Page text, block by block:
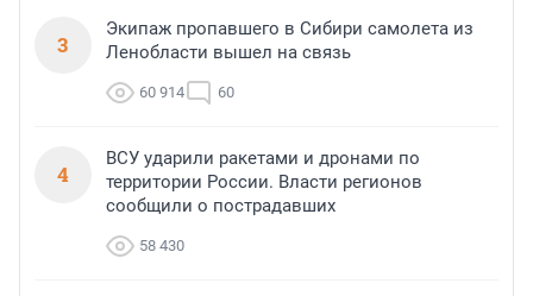
3
Экипаж пропавшего в Сибири самолета из
Ленобласти вышел на связь
60 914 60
4
ВСУ ударили ракетами и дронами по
территории России. Власти регионов
сообщили о пострадавших
58 430